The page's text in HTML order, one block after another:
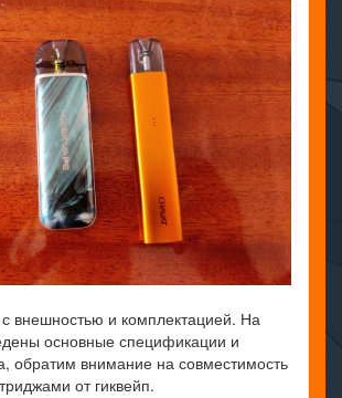
внешностью и комплектацией. На
основные спецификации и
обратим внимание на совместимость
от гиквейп.